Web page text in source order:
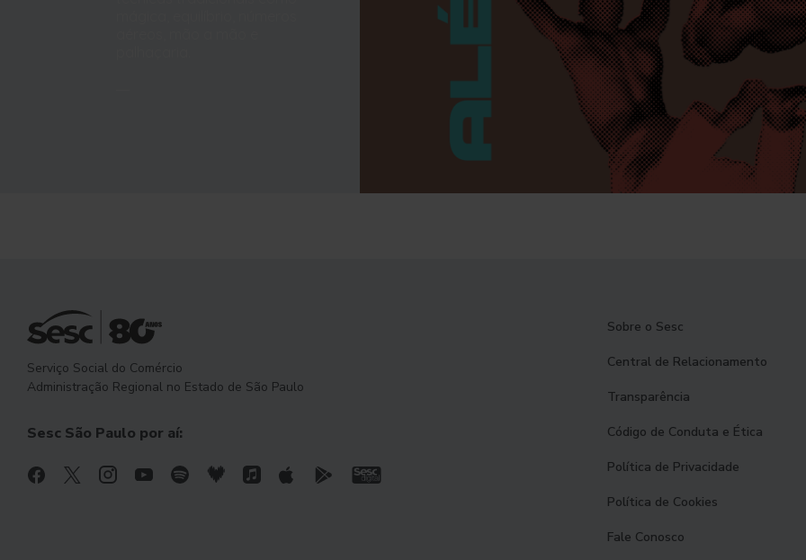
Serviço Social do Comércio
Administração Regional no Estado de São Paulo
Sesc São Paulo por aí:
Sobre o Sesc
Central de Relacionamento
Transparência
Código de Conduta e Ética
Política de Privacidade
Política de Cookies
Fale Conosco